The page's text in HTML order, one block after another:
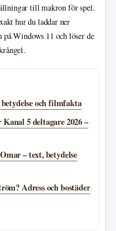
till makron för spel.
hur du laddar ner
Windows 11 och löser de
betydelse och filmfakta
5 deltagare 2026 –
– text, betydelse
Adress och bostäder